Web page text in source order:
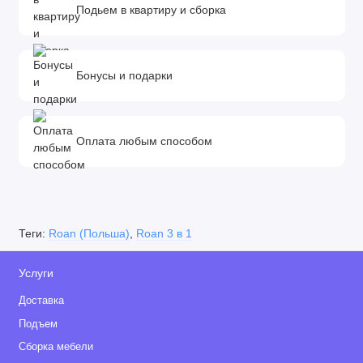
• В капор встроена антимоскитная сетка и дополнительный
• Накидка на люльку имеет дополнительный отворот со
смотровым окном, сам отворот полностью закрывает
ребенка от непогоды и крепится за счёт магнитов
• Все элементы взаимодействия люльки бесшумные
• Люльку можно установить в любом направлении,
установка происходит в 1 движение, просто поставьте
люльку на раму до щелчка
• Прогулочный блок можно установить лицом по ходу
• Спинка прогулочного блока откидывается до 175 градусов,
имеет 3 положения регулировки
Подьем в квартиру и сборка
Бонусы и подарки
Оплата любым способом
Теги: Roan (Польша) Roan 3 в 1
Услуги
Доставка
Подъем
Сборка мебели